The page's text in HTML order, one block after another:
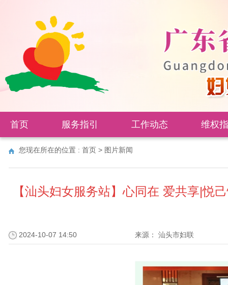
首页 服务指引 工作动态 维权
您现在所在的位置 : 首页 > 图片新闻
【汕头妇女服务站】心同在 爱共享|悦
2024-10-07 14:50 来源： 汕头市妇联